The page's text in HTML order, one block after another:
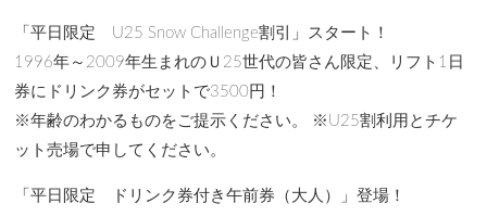
「平日限定 U25 Snow Challenge割引」スタート！
1996年～2009年生まれのＵ25世代の皆さん限定、リフト1日
券にドリンク券がセットで3500円！
※年齢のわかるものをご提示ください。 ※U25割利用とチケ
ット売場で申してください。
「平日限定 ドリンク券付き午前券（大人）」登場！